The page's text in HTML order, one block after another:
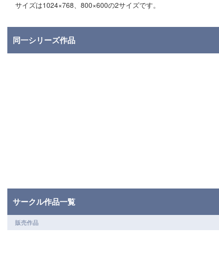
サイズは1024×768、800×600の2サイズです。
同一シリーズ作品
サークル作品一覧
販売作品